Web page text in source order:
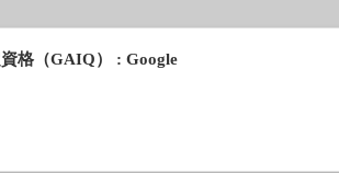
格（GAIQ） : Google